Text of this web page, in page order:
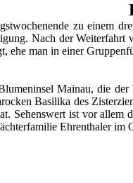
zu einem
Nach der
ehe man in einer
Mainau, die
Basilika des
Sehenswert ist vor
Ehrenthaler im